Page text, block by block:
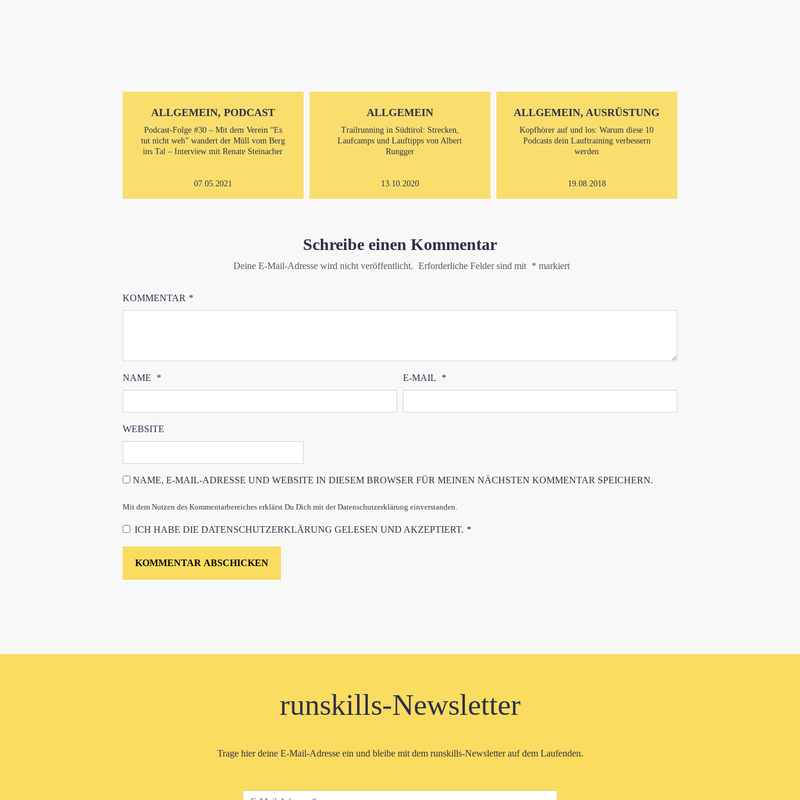
ALLGEMEIN, PODCAST
Podcast-Folge #30 – Mit dem Verein “Es
tut nicht weh” wandert der Müll vom Berg
ins Tal – Interview mit Renate Steinacher
07.05.2021
ALLGEMEIN
Trailrunning in Südtirol: Strecken,
Laufcamps und Lauftipps von Albert
Rungger
13.10.2020
ALLGEMEIN, AUSRÜSTUNG
Kopfhörer auf und los: Warum diese 10
Podcasts dein Lauftraining verbessern
werden
19.08.2018
Schreibe einen Kommentar
Deine E-Mail-Adresse wird nicht veröffentlicht. Erforderliche Felder sind mit * markiert
KOMMENTAR *
NAME * E-MAIL *
WEBSITE
NAME, E-MAIL-ADRESSE UND WEBSITE IN DIESEM BROWSER FÜR MEINEN NÄCHSTEN KOMMENTAR SPEICHERN.
Mit dem Nutzen des Kommentarbereiches erklärst Du Dich mit der Datenschutzerklärung einverstanden.
ICH HABE DIE DATENSCHUTZERKLÄRUNG GELESEN UND AKZEPTIERT. *
runskills-Newsletter
Trage hier deine E-Mail-Adresse ein und bleibe mit dem runskills-Newsletter auf dem Laufenden.